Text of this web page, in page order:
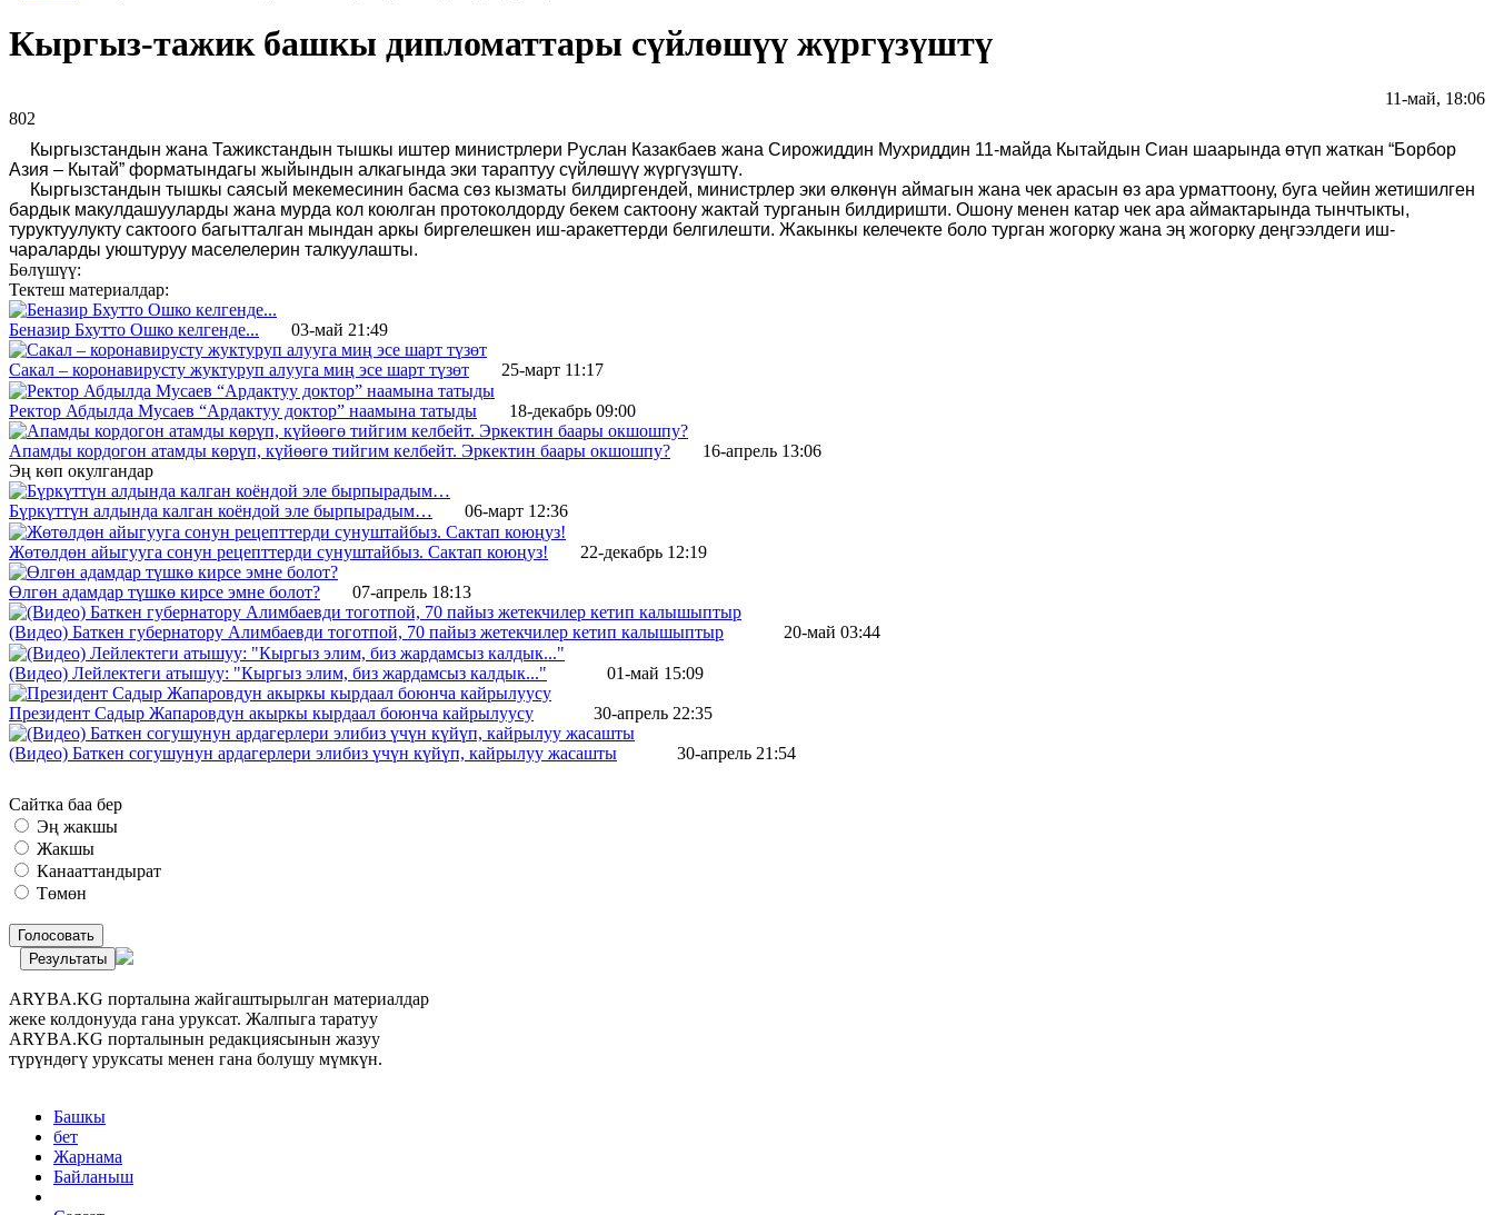
Кыргыз-тажик башкы дипломаттары сүйлөшүү жүргүзүштү
11-май, 18:06
802 ᠌ ᠌ ᠌ ᠌᠌ ᠌ ᠌᠌
Кыргызстандын жана Тажикстандын тышкы иштер министрлери Руслан Казакбаев жана Сирожиддин Мухриддин 11-майда Кытайдын Сиан шаарында өтүп жаткан “Борбор
Азия – Кытай” форматындагы жыйындын алкагында эки тараптуу сүйлөшүү жүргүзүштү.
Кыргызстандын тышкы саясый мекемесинин басма сөз кызматы билдиргендей, министрлер эки өлкөнүн аймагын жана чек арасын өз ара урматтоону, буга чейин жетишилген
бардык макулдашууларды жана мурда кол коюлган протоколдорду бекем сактоону жактай турганын билдиришти. Ошону менен катар чек ара аймактарында тынчтыкты,
туруктуулукту сактоого багытталган мындан аркы биргелешкен иш-аракеттерди белгилешти. Жакынкы келечекте боло турган жогорку жана эң жогорку деңгээлдеги иш-
чараларды уюштуруу маселелерин талкуулашты.
Бөлүшүү:
Тектеш материалдар:
Беназир Бхутто Ошко келгенде... 03-май 21:49
Сакал – коронавирусту жуктуруп алууга миң эсе шарт түзөт 25-март 11:17
Ректор Абдылда Мусаев “Ардактуу доктор” наамына татыды 18-декабрь 09:00
Апамды кордогон атамды көрүп, күйөөгө тийгим келбейт. Эркектин баары окшошпу?
16-апрель 13:06
Эң көп окулгандар
Бүркүттүн алдында калган коёндой эле бырпырадым… 06-март 12:36
Жөтөлдөн айыгууга сонун рецепттерди сунуштайбыз. Сактап коюңуз! 22-декабрь 12:19
Өлгөн адамдар түшкө кирсе эмне болот? 07-апрель 18:13
(Видео) Баткен губернатору Алимбаевди тоготпой, 70 пайыз жетекчилер кетип калышыптыр 20-май 03:44
(Видео) Лейлектеги атышуу: "Кыргыз элим, биз жардамсыз калдык..." 01-май 15:09
Президент Садыр Жапаровдун акыркы кырдаал боюнча кайрылуусу 30-апрель 22:35
(Видео) Баткен согушунун ардагерлери элибиз үчүн күйүп, кайрылуу жасашты 30-апрель 21:54
Сайтка баа бер
Эң жакшы
Жакшы
Канааттандырат
Төмөн
Голосовать
Результаты
ARYBA.KG порталына жайгаштырылган материалдар
жеке колдонууда гана уруксат. Жалпыга таратуу
ARYBA.KG порталынын редакциясынын жазуу
түрүндөгү уруксаты менен гана болушу мүмкүн.
Башкы
бет
Жарнама
Байланыш